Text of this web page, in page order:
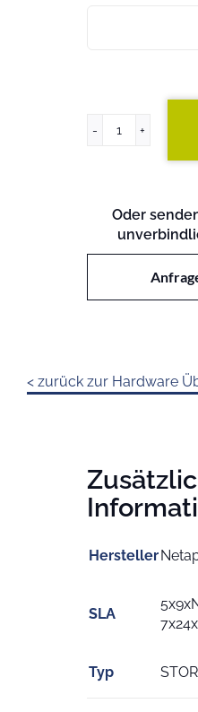
FAS8200
Oder
< zurück zur Hardware
Hersteller
SLA
Typ